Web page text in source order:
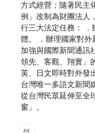
方式經營；隨著民主
例」改制為財團法人
行三大法定任務：
體。 ．辦理國家對外
加強與國際新聞通訊
領先、客觀、翔實」
英、日文即時對外發
台灣唯一多語文新聞
從台灣民眾延伸至全
窗」。